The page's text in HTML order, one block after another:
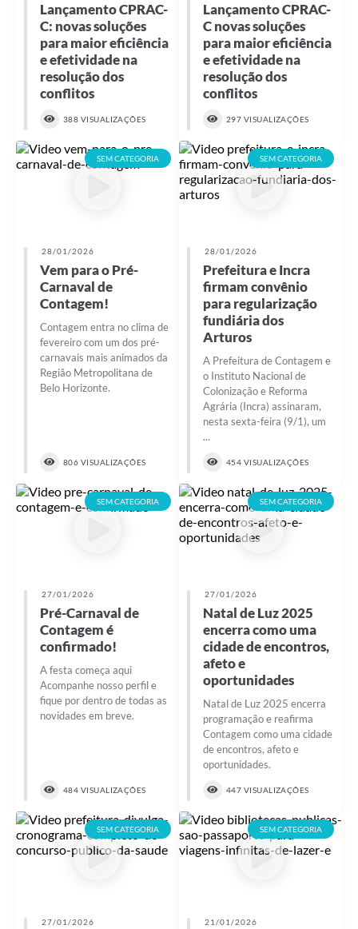
Lançamento CPRAC-
C: novas soluções
para maior eficiência
e efetividade na
resolução dos
conflitos
388 VISUALIZAÇÕES
Lançamento CPRAC-
C novas soluções
para maior eficiência
e efetividade na
resolução dos
conflitos
297 VISUALIZAÇÕES
SEM CATEGORIA
28/01/2026
Vem para o Pré-
Carnaval de
Contagem!
Contagem entra no clima de
fevereiro com um dos pré-
carnavais mais animados da
Região Metropolitana de
Belo Horizonte.
806 VISUALIZAÇÕES
SEM CATEGORIA
28/01/2026
Prefeitura e Incra
firmam convênio
para regularização
fundiária dos
Arturos
A Prefeitura de Contagem e
o Instituto Nacional de
Colonização e Reforma
Agrária (Incra) assinaram,
nesta sexta-feira (9/1), um
...
454 VISUALIZAÇÕES
SEM CATEGORIA
27/01/2026
Pré-Carnaval de
Contagem é
confirmado!
A festa começa aqui
Acompanhe nosso perfil e
fique por dentro de todas as
novidades em breve.
484 VISUALIZAÇÕES
SEM CATEGORIA
27/01/2026
Natal de Luz 2025
encerra como uma
cidade de encontros,
afeto e
oportunidades
Natal de Luz 2025 encerra
programação e reafirma
Contagem como uma cidade
de encontros, afeto e
oportunidades.
447 VISUALIZAÇÕES
SEM CATEGORIA
27/01/2026
SEM CATEGORIA
21/01/2026